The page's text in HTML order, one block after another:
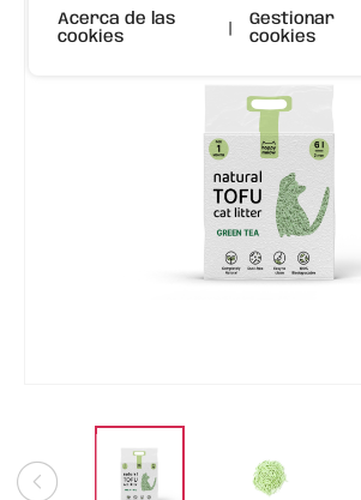
Acerca de las
cookies
Gestionar
cookies